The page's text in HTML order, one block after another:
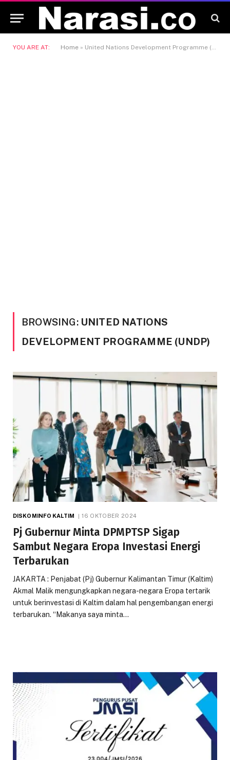
YOU ARE AT: Home » United Nations Development Programme (UNDP)
BROWSING: UNITED NATIONS
DEVELOPMENT PROGRAMME (UNDP)
DISKOMINFO KALTIM 16 OKTOBER 2024
Pj Gubernur Minta DPMPTSP Sigap
Sambut Negara Eropa Investasi Energi
Terbarukan
JAKARTA : Penjabat (Pj) Gubernur Kalimantan Timur (Kaltim)
Akmal Malik mengungkapkan negara-negara Eropa tertarik
untuk berinvestasi di Kaltim dalam hal pengembangan energi
terbarukan. “Makanya saya minta…